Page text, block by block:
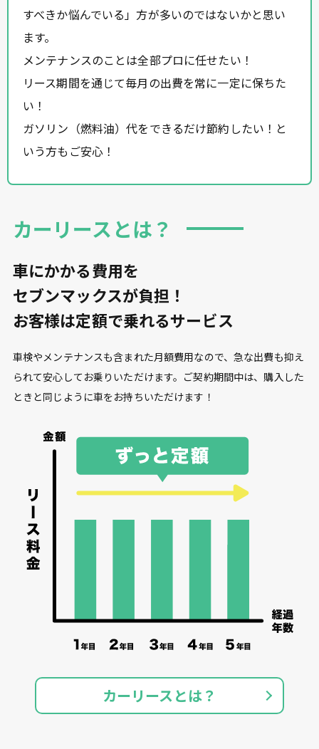
すべきか悩んでいる」方が多いのではないかと思い
ます。
メンテナンスのことは全部プロに任せたい！
リース期間を通じて毎月の出費を常に一定に保ちた
い！
ガソリン（燃料油）代をできるだけ節約したい！と
いう方もご安心！
カーリースとは？
車にかかる費用を
セブンマックスが負担！
お客様は定額で乗れるサービス
車検やメンテナンスも含まれた月額費用なので、急な出費も抑え
られて安心してお乗りいただけます。ご契約期間中は、購入した
ときと同じように車をお持ちいただけます！
カーリースとは？